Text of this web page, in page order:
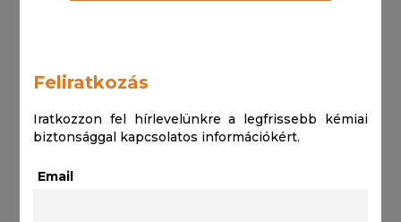
Feliratkozás
Iratkozzon fel hírlevelünkre a legfrissebb kémiai
biztonsággal kapcsolatos információkért.
Email